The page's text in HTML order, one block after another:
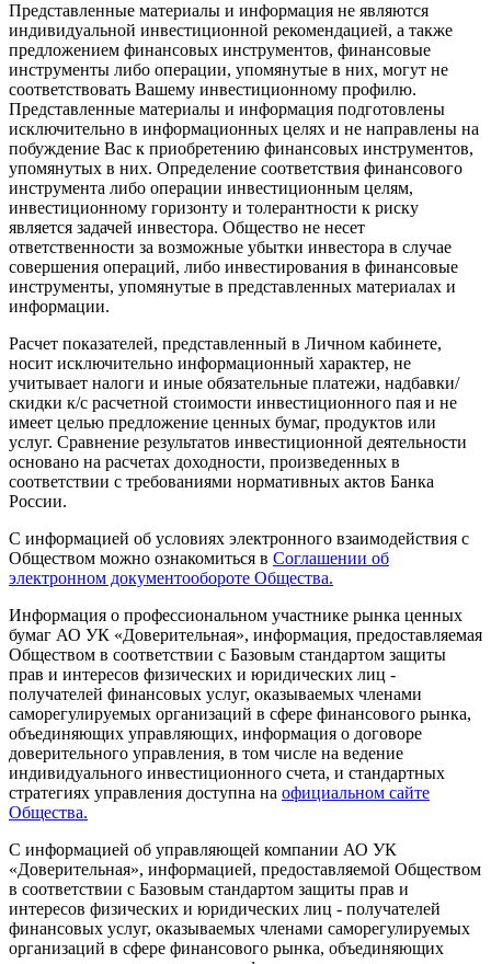
Представленные материалы и информация не являются
индивидуальной инвестиционной рекомендацией, а также
предложением финансовых инструментов, финансовые
инструменты либо операции, упомянутые в них, могут не
соответствовать Вашему инвестиционному профилю.
Представленные материалы и информация подготовлены
исключительно в информационных целях и не направлены на
побуждение Вас к приобретению финансовых инструментов,
упомянутых в них. Определение соответствия финансового
инструмента либо операции инвестиционным целям,
инвестиционному горизонту и толерантности к риску
является задачей инвестора. Общество не несет
ответственности за возможные убытки инвестора в случае
совершения операций, либо инвестирования в финансовые
инструменты, упомянутые в представленных материалах и
информации.
Расчет показателей, представленный в Личном кабинете,
носит исключительно информационный характер, не
учитывает налоги и иные обязательные платежи, надбавки/
скидки к/с расчетной стоимости инвестиционного пая и не
имеет целью предложение ценных бумаг, продуктов или
услуг. Сравнение результатов инвестиционной деятельности
основано на расчетах доходности, произведенных в
соответствии с требованиями нормативных актов Банка
России.
С информацией об условиях электронного взаимодействия с
Обществом можно ознакомиться в Соглашении об
электронном документообороте Общества.
Информация о профессиональном участнике рынка ценных
бумаг АО УК «Доверительная», информация, предоставляемая
Обществом в соответствии с Базовым стандартом защиты
прав и интересов физических и юридических лиц -
получателей финансовых услуг, оказываемых членами
саморегулируемых организаций в сфере финансового рынка,
объединяющих управляющих, информация о договоре
доверительного управления, в том числе на ведение
индивидуального инвестиционного счета, и стандартных
стратегиях управления доступна на официальном сайте
Общества.
С информацией об управляющей компании АО УК
«Доверительная», информацией, предоставляемой Обществом
в соответствии с Базовым стандартом защиты прав и
интересов физических и юридических лиц - получателей
финансовых услуг, оказываемых членами саморегулируемых
организаций в сфере финансового рынка, объединяющих